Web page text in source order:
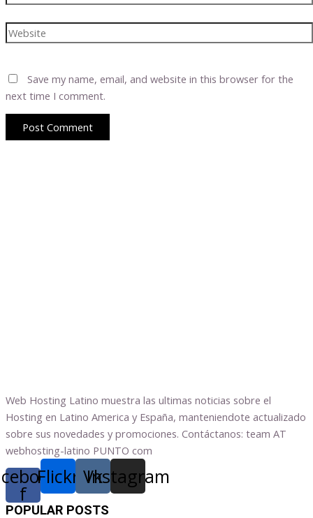
Website
Save my name, email, and website in this browser for the
next time I comment.
Web Hosting Latino muestra las ultimas noticias sobre el
Hosting en Latino America y España, manteniendote actualizado
sobre sus novedades y promociones. Contáctanos: team AT
webhosting-latino PUNTO com
f
Flickr Vk
Instagram
POPULAR POSTS